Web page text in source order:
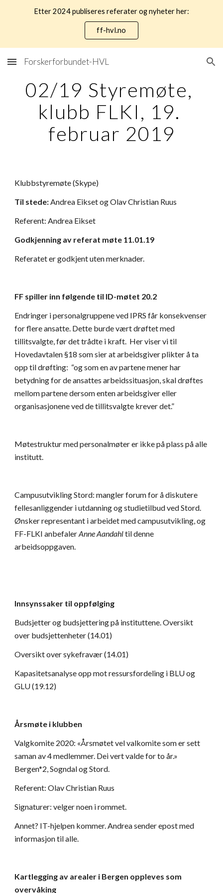
Skip to main content Skip to navigation
Etter 2024 publiseres referater og nyheter her:
ff-hvl.no
Forskerforbundet-HVL
02/19 Styremøte,
klubb FLKI, 19.
februar 2019
Klubbstyremøte (Skype)
Til stede:Andrea Eikset og Olav Christian Ruus
Referent: Andrea Eikset
Godkjenning av referat møte 11.01.19
Referatet er godkjent uten merknader.
FF spiller inn følgende til ID-møtet 20.2
Endringer i personalgruppene ved IPRS får konsekvenser
for flere ansatte. Dette burde vært drøftet med
tillitsvalgte, før det trådte i kraft.  Her viser vi til
Hovedavtalen §18 som sier at arbeidsgiver plikter å ta
opp til drøfting:  “og som en av partene mener har
betydning for de ansattes arbeidssituasjon, skal drøftes
mellom partene dersom enten arbeidsgiver eller
organisasjonene ved de tillitsvalgte krever det.”
Møtestruktur med personalmøter er ikke på plass på alle
institutt.
Campusutvikling Stord: mangler forum for å diskutere
fellesanliggender i utdanning og studietilbud ved Stord.
Ønsker representant i arbeidet med campusutvikling, og
FF-FLKI anbefaler Anne Aandahl til denne
arbeidsoppgaven.
Innsynssaker til oppfølging
Budsjetter og budsjettering på instituttene. Oversikt
over budsjettenheter (14.01)
Oversikt over sykefravær (14.01)
Kapasitetsanalyse opp mot ressursfordeling i BLU og
GLU (19.12)
Årsmøte i klubben
Valgkomite 2020: «Årsmøtet vel valkomite som er sett
saman av 4 medlemmer. Dei vert valde for to år.»
Bergen*2, Sogndal og Stord.
Referent: Olav Christian Ruus
Signaturer: velger noen i rommet.
Annet? IT-hjelpen kommer. Andrea sender epost med
informasjon til alle.
Kartlegging av arealer i Bergen oppleves som
overvåking